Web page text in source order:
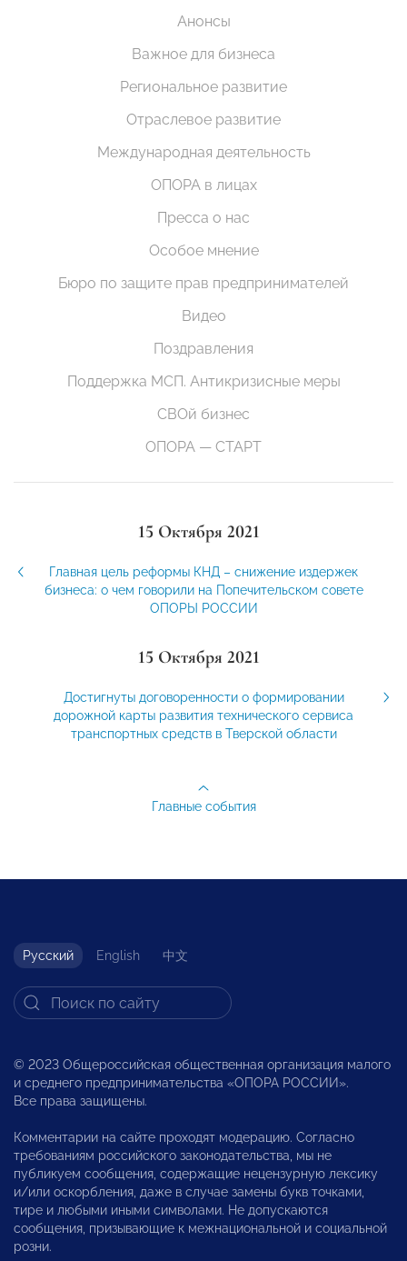
Анонсы
Важное для бизнеса
Региональное развитие
Отраслевое развитие
Международная деятельность
ОПОРА в лицах
Пресса о нас
Особое мнение
Бюро по защите прав предпринимателей
Видео
Поздравления
Поддержка МСП. Антикризисные меры
СВОй бизнес
ОПОРА — СТАРТ
15 Октября 2021
Главная цель реформы КНД – снижение издержек
бизнеса: о чем говорили на Попечительском совете
ОПОРЫ РОССИИ
15 Октября 2021
Достигнуты договоренности о формировании
дорожной карты развития технического сервиса
транспортных средств в Тверской области
Главные события
Русский English 中文
© 2023 Общероссийская общественная организация малого
и среднего предпринимательства «ОПОРА РОССИИ».
Все права защищены.
Комментарии на сайте проходят модерацию. Согласно
требованиям российского законодательства, мы не
публикуем сообщения, содержащие нецензурную лексику
и/или оскорбления, даже в случае замены букв точками,
тире и любыми иными символами. Не допускаются
сообщения, призывающие к межнациональной и социальной
розни.